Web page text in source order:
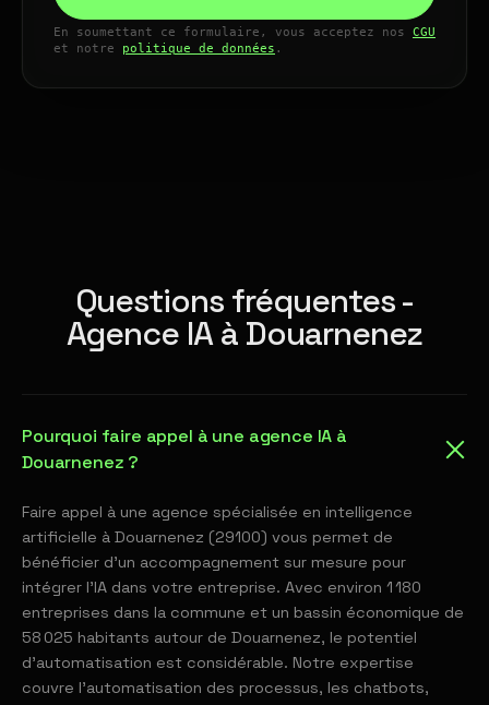
En soumettant ce formulaire, vous acceptez nos CGU
et notre politique de données .
Questions fréquentes -
Agence IA à Douarnenez
Pourquoi faire appel à une agence IA à
Douarnenez ?
Faire appel à une agence spécialisée en intelligence
artificielle à Douarnenez (29100) vous permet de
bénéficier d'un accompagnement sur mesure pour
intégrer l'IA dans votre entreprise. Avec environ 1 180
entreprises dans la commune et un bassin économique de
58 025 habitants autour de Douarnenez, le potentiel
d'automatisation est considérable. Notre expertise
couvre l'automatisation des processus, les chatbots,